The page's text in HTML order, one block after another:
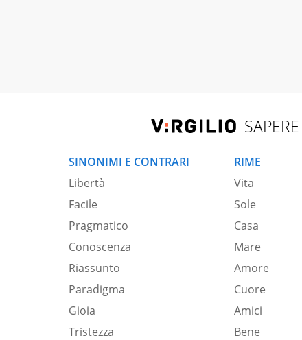
SAPERE
SINONIMI E CONTRARI
Libertà
Facile
Pragmatico
Conoscenza
Riassunto
Paradigma
Gioia
Tristezza
RIME
Vita
Sole
Casa
Mare
Amore
Cuore
Amici
Bene